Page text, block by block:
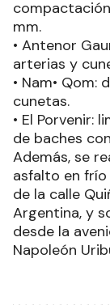
mm.
• Antenor
arterias y
• Nam• Qom:
cunetas.
• El Porvenir:
de baches
Además, se
asfalto en
de la calle
Argentina, y
desde la
Napoleón